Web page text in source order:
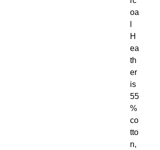
oa
H
ea
th
er
is
55
%
co
tto
n,